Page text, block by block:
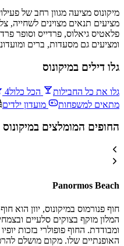
מיקונוס מציעה מגוון רחב של
מציעים תנאים מצוינים לשחייה,
פלאטיס גיאלוס, פרדייס וסופר
ומציעים גם מסעדות, ברים
גלו דילים במיקונוס
גלו את כל החבילות הכל כלול4
מתאים למשפחות
מועדון ילדים
החופים המומלצים
Panormos Beach
חוף פנורמוס במיקונוס, יוון הוא
המלון מוקף בצוקים סלעיים
ומבודדת. החוף פופולרי בזכות
האופנתיים שלו. מקום מושלם